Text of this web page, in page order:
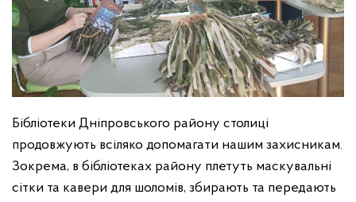
Бібліотеки Дніпровського району столиці
продовжують всіляко допомагати нашим захисникам.
Зокрема, в бібліотеках району плетуть маскувальні
сітки та кавери для шоломів, збирають та передають